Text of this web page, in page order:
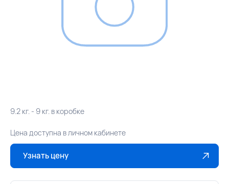
9.2 кг. - 9 кг. в коробке
Цена доступна в личном кабинете
Узнать цену